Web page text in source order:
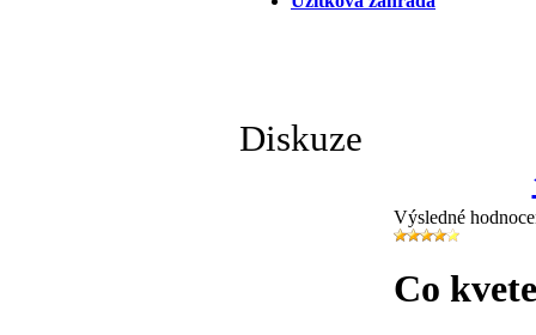
Diskuze
Výsledné
Co